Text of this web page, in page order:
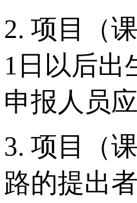
2. 项目（
1日以后出
申报人员
3. 项目（
路的提出